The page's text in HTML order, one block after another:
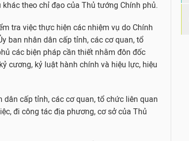
theo chỉ đạo của Thủ tướng Chính phủ.
tra việc thực hiện các nhiệm vụ do Chính
ban nhân dân cấp tỉnh, các cơ quan, tổ
các biện pháp cần thiết nhằm đôn đốc
cương, kỷ luật hành chính và hiệu lực, hiệu
dân cấp tỉnh, các cơ quan, tổ chức liên quan
đi công tác địa phương, cơ sở của Thủ